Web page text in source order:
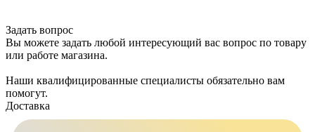
Задать вопрос
Вы можете задать любой интересующий вас вопрос по товару
или работе магазина.
Наши квалифицированные специалисты обязательно вам
помогут.
Доставка